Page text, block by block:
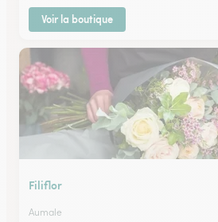
Voir la boutique
Filiflor
Aumale